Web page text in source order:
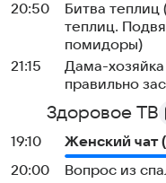
20:50
Битва
теплиц.
помидоры)
21:15
Дама-хозяйка
правильно
Здоровое ТВ
19:10
Жeнский чат
20:00
Вопрос из